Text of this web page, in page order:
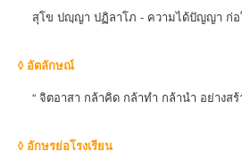
สุโข ปญฺญา ปฏิลาโภ - ความได้ปัญญา ก่อ
◊ อัตลักษณ์
“ จิตอาสา กล้าคิด กล้าทํา กล้านํา อย่างสร้
◊ อักษรย่อโรงเรียน